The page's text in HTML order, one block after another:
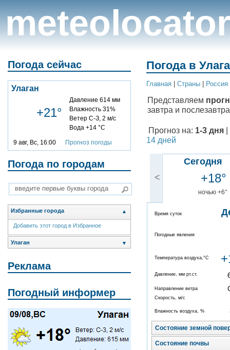
meteolocator
Погода сейчас
Улаган
+21°
Давление 614 мм
Влажность 31%
Ветер С-З, 2 м/с
Вода +14 °C
9 авг, Вс, 16:00 Прогноз погоды
Погода по городам
Избранные города ▲
Добавить этот город в Избранное
Улаган ▼
Реклама
Погодный информер
Погода в
Главная Cтраны Россия
Представляем
завтра и
Прогноз на: 1-3 дня
14 дней
<
Сегодня
+18°
ночью +6°
Время суток
Погодные явления
Температура воздуха,°C
Давление, мм рт.ст.
Направление ветра
Скорость, м/с
Влажность воздуха, %
Состояние земной
Состояние почвы